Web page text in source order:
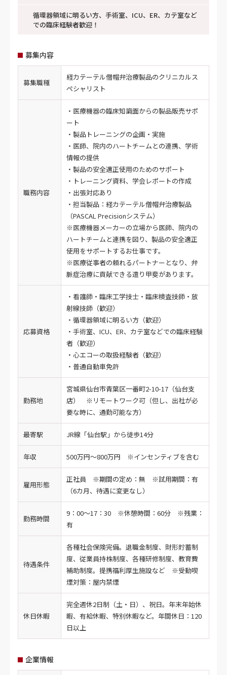
循環器領域に明るい方、手術室、ICU、ER、カテ室など
での臨床経験者歓迎！
募集内容
募集職種
経カテーテル僧帽弁治療製品のクリニカルス
ペシャリスト
職務内容
・医療機器の臨床知識面からの製品販売サポ
ート
・製品トレーニングの企画・実施
・医師、院内のハートチームとの連携、学術
情報の提供
・製品の安全適正使用のためのサポート
・トレーニング資料、学会レポートの作成
・出張対応あり
・担当製品：経カテーテル僧帽弁治療製品
（PASCAL Precisionシステム）
※医療機器メーカーの立場から医師、院内の
ハートチームと連携を図り、製品の安全適正
使用をサポートするお仕事です。
※医療従事者の頼れるパートナーとなり、弁
脈症治療に貢献できる遣り甲斐があります。
応募資格
・看護師・臨床工学技士・臨床検査技師・放
射線技師（歓迎）
・循環器領域に明るい方（歓迎）
・手術室、ICU、ER、カテ室などでの臨床経験
者（歓迎）
・心エコーの取扱経験者（歓迎）
・普通自動車免許
勤務地
宮城県仙台市青葉区一番町2-10-17（仙台支
店） ※リモートワーク可（但し、出社が必
要な時に、通勤可能な方）
最寄駅 JR線「仙台駅」から徒歩14分
年収 500万円～800万円 ※インセンティブを含む
雇用形態
正社員 ※期間の定め：無 ※試用期間：有
（6カ月、待遇に変更なし）
勤務時間
9：00～17：30 ※休憩時間：60分 ※残業：
有
待遇条件
各種社会保険完備。退職金制度、財形貯蓄制
度、従業員持株制度、各種研修制度、教育費
補助制度。提携福利厚生施設など ※受動喫
煙対策：屋内禁煙
休日休暇
完全週休2日制（土・日）、祝日。年末年始休
暇、有給休暇、特別休暇など。年間休日：120
日以上
企業情報